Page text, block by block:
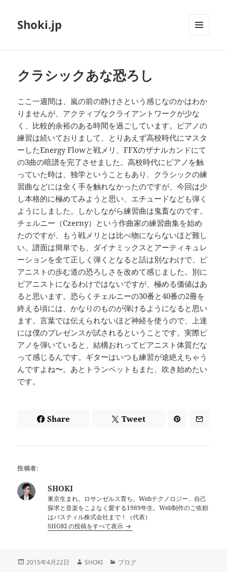
Shoki.jp
クラシックあな恐ろし
ここ一週間は、嵐の前の静けさという感じなのかはわか
りませんが、アクティブなクライアントワークが少な
く、比較的余裕のある時間を過ごしています。ピアノの
練習は続いておりまして、とりあえず高校時代にマスタ
ーしたEnergy Flowと戦メリ、FFXのザナルカンドにて
の3曲の暗譜を完了させました。高校時代にピアノを触
っていた時は、独学ということもあり、クラシックの練
習曲などには全く手を触れなかったのですが、今回は少
し本格的に極めてみようと思い、エチュードなども弾く
ようにしました。しかしながら練習曲は鬼畜なのです。
チェルニー（Czerny）という作曲家の練習曲集を始め
たのですが、もう戦メリとは比べ物にならないほど難し
い。譜面は簡単でも、ダイナミックスとアーティキュレ
ーションを全て正しく弾くとなると話は別なわけで、ピ
アニストの歩む道の恐ろしさを改めて感じました。別に
ピアニストになるわけではないですが、極める価値はあ
ると思います。恐らくチェルニーの30番と40番の2冊を
終える頃には、かなりのものが弾けるようになると思い
ます。言葉では伝えられないほど神経を使うので、上達
には僕のプレゼンスが試されるということです。実際ピ
アノを弾いていると、結構おれってピアニスト体質だな
って感じるんです。ギターはいつも練習が途絶えちゃう
んですよね〜。あとトランペットもまた、吹き始めたい
です。
Share Tweet
投稿者:
SHOKI
東京生まれ。ロサンゼルス育ち。Webテクノロジー、自己
探求と音楽をこよなく愛する1989年生。Web制作のご依頼
はバスティル株式会社まで！（代表）
SHOKI の投稿をすべて表示
投
2015年4月22日
作
SHOKI
カ
ブログ